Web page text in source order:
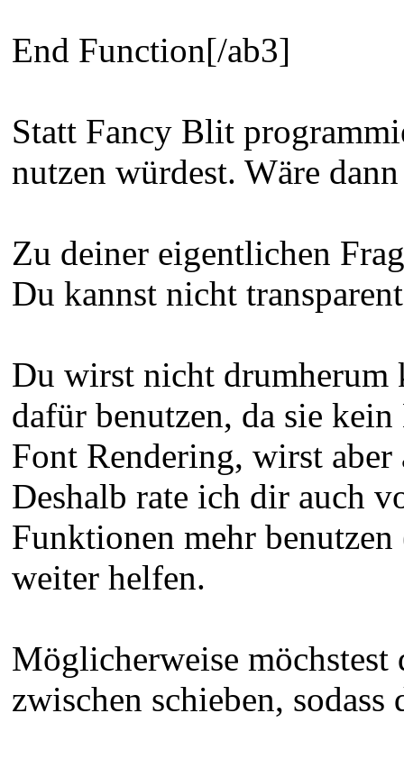
End Function[/ab3]
Statt Fancy Blit
nutzen würdest. Wäre
Zu deiner eigentlichen
Du kannst nicht
Du wirst nicht
dafür benutzen, da sie
Font Rendering, wirst
Deshalb rate ich dir auch
Funktionen mehr
weiter helfen.
Möglicherweise
zwischen schieben,